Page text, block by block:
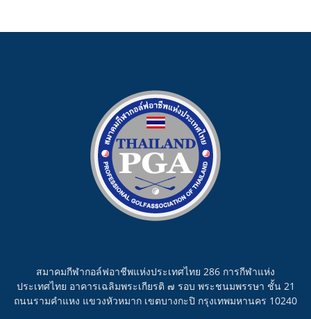
สมาคมกีฬากอล์ฟอาชีพแห่งประเทศไทย 286 การกีฬาแห่ง
ประเทศไทย อาคารเฉลิมพระเกียรติ ๗ รอบ พระชนมพรรษา ชั้น 21
ถนนรามคำแหง แขวงหัวหมาก เขตบางกะปิ กรุงเทพมหานคร 10240